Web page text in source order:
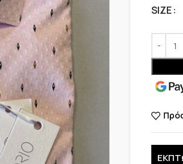
SIZE